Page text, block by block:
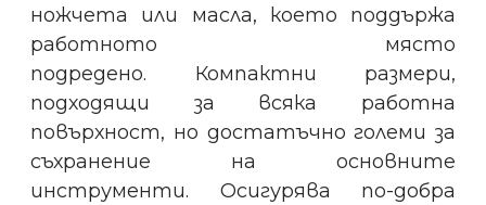
ножчета или масла, което поддържа
работното място
подредено. Компактни размери,
подходящи за всяка работна
повърхност, но достатъчно големи за
съхранение на основните
инструменти. Осигурява по-добра